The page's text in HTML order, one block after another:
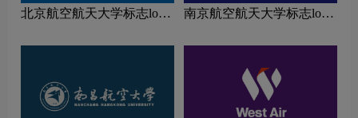
北京航空航天大学标志logo
南京航空航天大学标志logo